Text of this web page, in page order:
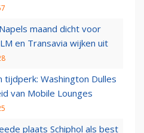
maand dicht voor
en Transavia wijken uit
tijdperk: Washington Dulles
van Mobile Lounges
plaats Schiphol als best